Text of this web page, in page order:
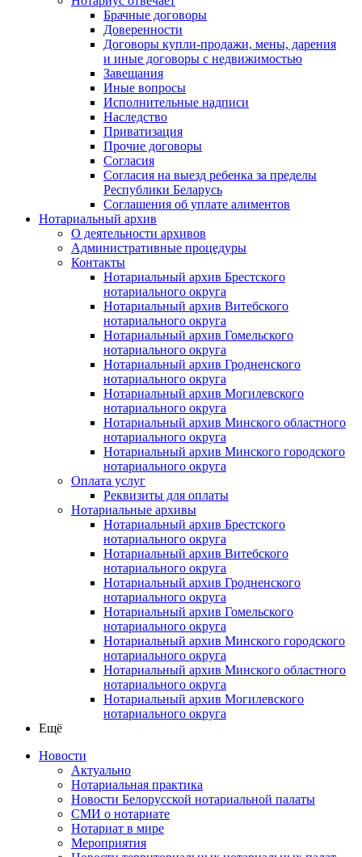
Брачные договоры
Доверенности
Договоры купли-продажи, мены, дарения
и иные договоры с недвижимостью
Завещания
Иные вопросы
Исполнительные надписи
Наследство
Приватизация
Прочие договоры
Согласия
Согласия на выезд ребенка за пределы
Республики Беларусь
Соглашения об уплате алиментов
Нотариальный архив
О деятельности архивов
Административные процедуры
Контакты
Нотариальный архив Брестского
нотариального округа
Нотариальный архив Витебского
нотариального округа
Нотариальный архив Гомельского
нотариального округа
Нотариальный архив Гродненского
нотариального округа
Нотариальный архив Могилевского
нотариального округа
Нотариальный архив Минского областного
нотариального округа
Нотариальный архив Минского городского
нотариального округа
Оплата услуг
Реквизиты для оплаты
Нотариальные архивы
Нотариальный архив Брестского
нотариального округа
Нотариальный архив Витебского
нотариального округа
Нотариальный архив Гродненского
нотариального округа
Нотариальный архив Гомельского
нотариального округа
Нотариальный архив Минского городского
нотариального округа
Нотариальный архив Минского областного
нотариального округа
Нотариальный архив Могилевского
нотариального округа
Ещё
Новости
Актуально
Нотариальная практика
Новости Белорусской нотариальной палаты
СМИ о нотариате
Нотариат в мире
Мероприятия